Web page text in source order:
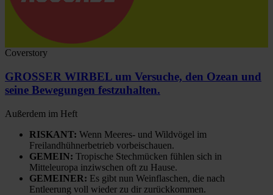
Coverstory
GROSSER WIRBEL um Versuche, den Ozean und
seine Bewegungen festzuhalten.
Außerdem im Heft
RISKANT: Wenn Meeres- und Wildvögel im
Freilandhühnerbetrieb vorbeischauen.
GEMEIN: Tropische Stechmücken fühlen sich in
Mitteleuropa inziwschen oft zu Hause.
GEMEINER: Es gibt nun Weinflaschen, die nach
Entleerung voll wieder zu dir zurückkommen.